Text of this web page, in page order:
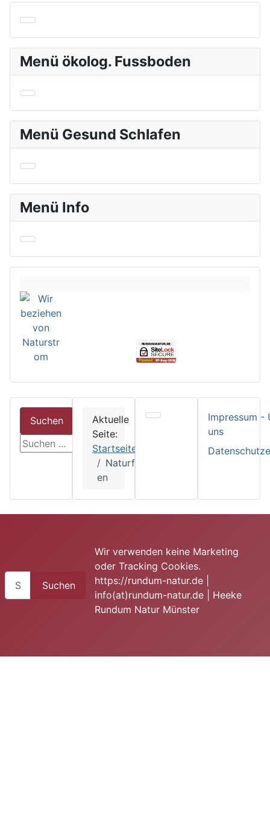
Menü ökolog. Fussboden
Menü Gesund Schlafen
Menü Info
Suchen
suchen
Aktuelle
Seite:
Startseite
Naturfarb
en
Impressum -
uns
Suchen
Wir verwenden keine Marketing
oder Tracking Cookies.
https://rundum-natur.de |
info(at)rundum-natur.de | Heeke
Rundum Natur Münster